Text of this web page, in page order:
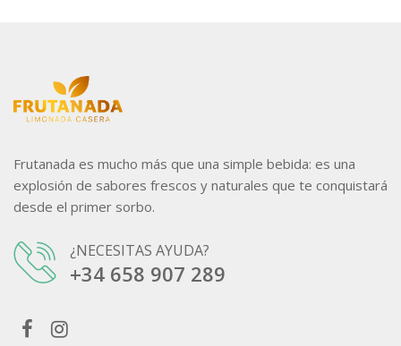
Frutanada es mucho más que una simple bebida: es una
explosión de sabores frescos y naturales que te conquistará
desde el primer sorbo.
¿NECESITAS AYUDA?
+34 658 907 289